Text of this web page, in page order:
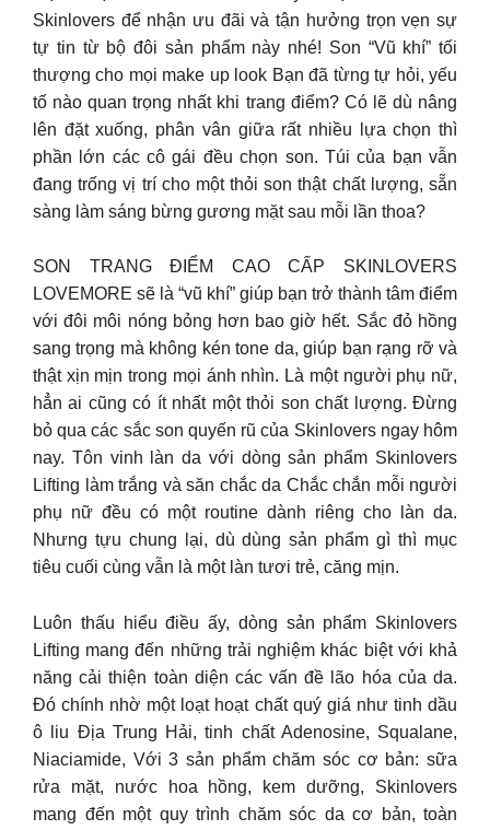
Skinlovers để nhận ưu đãi và tận hưởng trọn vẹn sự
tự tin từ bộ đôi sản phẩm này nhé! Son “Vũ khí” tối
thượng cho mọi make up look Bạn đã từng tự hỏi, yếu
tố nào quan trọng nhất khi trang điểm? Có lẽ dù nâng
lên đặt xuống, phân vân giữa rất nhiều lựa chọn thì
phần lớn các cô gái đều chọn son. Túi của bạn vẫn
đang trống vị trí cho một thỏi son thật chất lượng, sẵn
sàng làm sáng bừng gương mặt sau mỗi lần thoa?
SON TRANG ĐIỂM CAO CẤP SKINLOVERS
LOVEMORE sẽ là “vũ khí” giúp bạn trở thành tâm điểm
với đôi môi nóng bỏng hơn bao giờ hết. Sắc đỏ hồng
sang trọng mà không kén tone da, giúp bạn rạng rỡ và
thật xịn mịn trong mọi ánh nhìn. Là một người phụ nữ,
hẳn ai cũng có ít nhất một thỏi son chất lượng. Đừng
bỏ qua các sắc son quyến rũ của Skinlovers ngay hôm
nay. Tôn vinh làn da với dòng sản phẩm Skinlovers
Lifting làm trắng và săn chắc da Chắc chắn mỗi người
phụ nữ đều có một routine dành riêng cho làn da.
Nhưng tựu chung lại, dù dùng sản phẩm gì thì mục
tiêu cuối cùng vẫn là một làn tươi trẻ, căng mịn.
Luôn thấu hiểu điều ấy, dòng sản phẩm Skinlovers
Lifting mang đến những trải nghiệm khác biệt với khả
năng cải thiện toàn diện các vấn đề lão hóa của da.
Đó chính nhờ một loạt hoạt chất quý giá như tinh dầu
ô liu Địa Trung Hải, tinh chất Adenosine, Squalane,
Niaciamide, Với 3 sản phẩm chăm sóc cơ bản: sữa
rửa mặt, nước hoa hồng, kem dưỡng, Skinlovers
mang đến một quy trình chăm sóc da cơ bản, toàn